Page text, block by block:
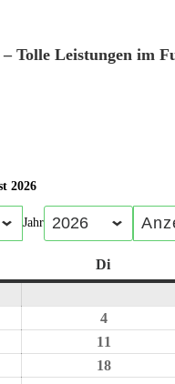
Tolle Leistungen im
2026
Jahr
Di
4
11
18